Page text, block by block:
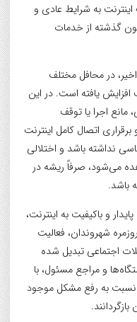
به شرایط عادی و
گذشته از خدمات
در محافل مختلف
افزایش یافته است. در این
مانع اجرا یا توقف
اتصال کامل اینترنت
نداشته باشد و اختلالی
می‌شود، صرفاً ریشه در
باشد.
و باکیفیت به اینترنت،
شهروندان، فعالیت
اجتماعی تبدیل شده
و مراجع مسئول، با
نسبت به رفع مشکل موجود